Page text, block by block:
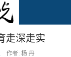
走深走实
作者: 杨 丹